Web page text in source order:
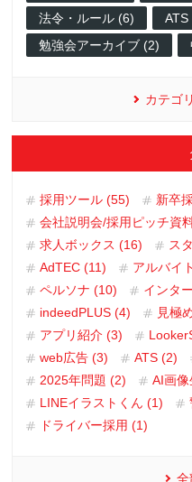
法令・ルール (6)
ATS
勉強会アーカイブ (2)
カテゴ
採用ツール (55) 新卒
会社説明会/採用ピッチ資
求人ボックス (16)
ス
AdTEC (11)
アルバイ
ペルソナ (10)
インタ
indeedPLUS (4)
見極
アプリ紹介 (3)
web広告 (3)
ATS (2)
2025年問題 (2)
AI画
LINEイラストくん (1)
ドライバー採用 (1)
全